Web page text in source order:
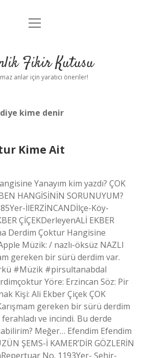
Anasayfa
Yasal Uyarı
menüyü
Fikir Kutusu
anlar için yaratıcı öneriler!
kime denir
Kime Ait
Yanayım kim yazdı? ÇOK
HANGİSİNİN SORUNUYUM?
İlERZİNCANDİlçe-Köy-
ÇİÇEKDerleyenALİ EKBER
Derdim Çoktur Hangisine
Müzik: / nazlı-öksüz NAZLI
gereken bir sürü derdim var.
#Müzik #pirsultanabdal
Yöre: Erzincan Söz: Pir
Kişi: Ali Ekber Çiçek ÇOK
gereken bir sürü derdim
ve incindi. Bu derde
Meğer… Efendim Efendim
ŞEMS-İ KAMER’DİR GÖZLERİN
No. 1193Yer- Şehir-